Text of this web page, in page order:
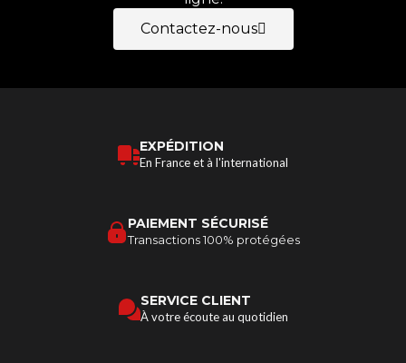
Contactez-nous
EXPÉDITION
En France et à l'international
PAIEMENT SÉCURISÉ
Transactions 100% protégées
SERVICE CLIENT
À votre écoute au quotidien